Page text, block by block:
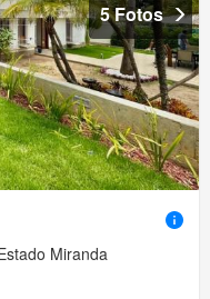
5 Fotos
Miranda